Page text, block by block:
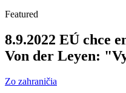
Featured
8.9.2022 EÚ chce
Von der Leyen:
Zo zahraničia